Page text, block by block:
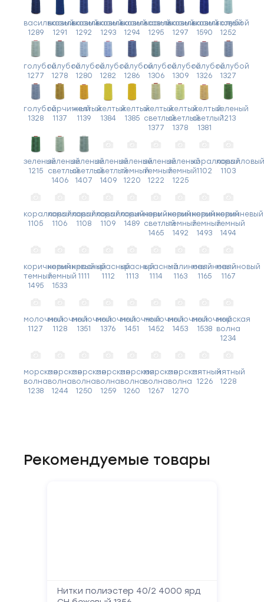
васильковый
1289
васильковый
1291
васильковый
1292
васильковый
1293
васильковый
1294
васильковый
1295
васильковый
1297
васильковый
1590
голубой
1252
голубой
1277
голубой
1278
голубой
1280
голубой
1282
голубой
1286
голубой
1306
голубой
1309
голубой
1326
голубой
1327
голубой
1328
горчичный
1137
желтый
1139
желтый
1384
желтый
1385
желтый
светлый
1377
желтый
светлый
1378
желтый
светлый
1381
зеленый
1213
зеленый
1215
зеленый
светлый
1406
зеленый
светлый
1407
зеленый
светлый
1409
зеленый
темный
1220
зеленый
темный
1222
зеленый
темный
1225
коралловый
1102
коралловый
1103
коралловый
1105
коралловый
1106
коралловый
1108
коралловый
1109
коричневый
1489
коричневый
светлый
1465
коричневый
темный
1492
коричневый
темный
1493
коричневый
темный
1494
коричневый
темный
1495
коричневый
темный
1533
красный
1111
красный
1112
красный
1113
красный
1114
малиновый
1163
малиновый
1165
малиновый
1167
молочный
1127
молочный
1128
молочный
1351
молочный
1376
молочный
1451
молочный
1452
молочный
1453
молочный
1538
морская
волна
1234
морская
волна
1238
морская
волна
1244
морская
волна
1250
морская
волна
1259
морская
волна
1260
морская
волна
1267
морская
волна
1270
мятный
1226
мятный
1228
Рекомендуемые товары
Нитки полиэстер 40/2 4000 ярд